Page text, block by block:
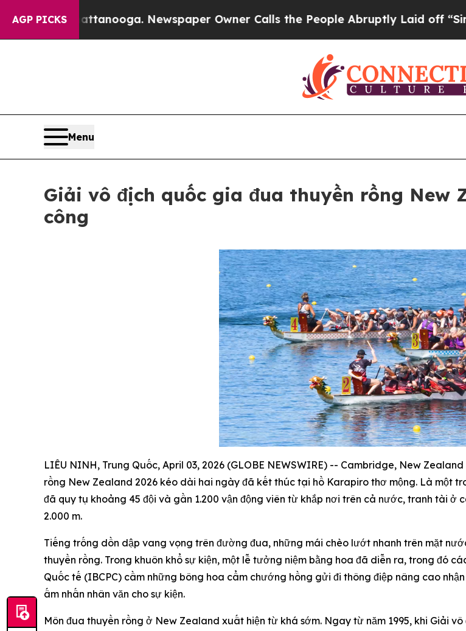
AGP PICKS
in Chattanooga. Newspaper Owner Calls the People Abruptly Laid off “Simply a
Menu
Giải vô địch quốc gia đua thuyền rồng New
công
LIÊU NINH, Trung Quốc, April 03, 2026 (GLOBE NEWSWIRE) -- Cambridge, New
rồng New Zealand 2026 kéo dài hai ngày đã kết thúc tại hồ Karapiro thơ mộng. Là một
đã quy tụ khoảng 45 đội và gần 1.200 vận động viên từ khắp nơi trên cả nước, tranh tài
2.000 m.
Tiếng trống dồn dập vang vọng trên đường đua, những mái chèo lướt nhanh trên mặt
thuyền rồng. Trong khuôn khổ sự kiện, một lễ tưởng niệm bằng hoa đã diễn ra, trong đó
Quốc tế (IBCPC) cầm những bông hoa cẩm chướng hồng gửi đi thông điệp nâng cao
ấm nhấn nhân văn cho sự kiện.
Môn đua thuyền rồng ở New Zealand xuất hiện từ khá sớm. Ngay từ năm 1995, khi Giải